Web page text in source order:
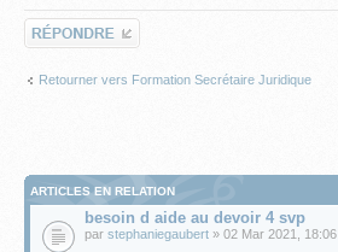
Répondre
Retourner vers Formation Secrétaire Juridique
ARTICLES EN RELATION
besoin d aide au devoir 4 svp
par stephaniegaubert » 02 Mar 2021, 18:06